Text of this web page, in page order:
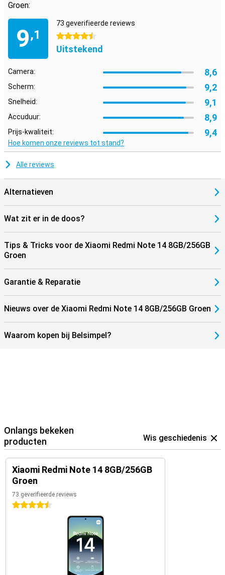
Groen:
9,1
73 geverifieerde reviews
4.5 sterren
Uitstekend
Camera: 8,6
Scherm: 9,2
Snelheid: 9,1
Accuduur: 8,9
Prijs-kwaliteit: 9,4
Hoe komen onze reviews tot stand?
Alle reviews
Alternatieven
Wat zit er in de doos?
Tips & Tricks voor de Xiaomi Redmi Note 14 8GB/256GB
Groen
Garantie & Reparatie
Nieuws over de Xiaomi Redmi Note 14 8GB/256GB Groen
Waarom kopen bij Belsimpel?
Onlangs bekeken
producten
Wis geschiedenis
Xiaomi Redmi Note 14 8GB/256GB
Groen
73 geverifieerde reviews
4.5 sterren